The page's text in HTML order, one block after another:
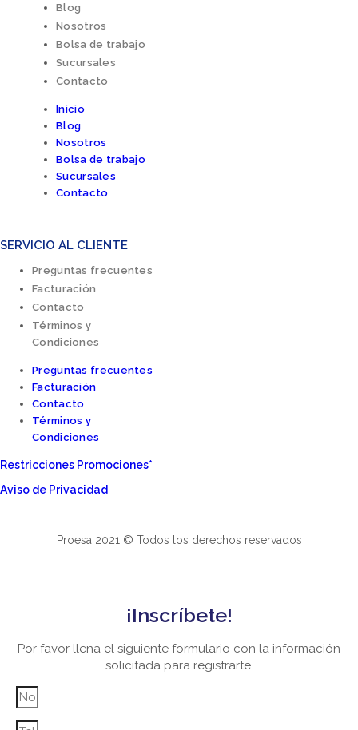
Blog
Nosotros
Bolsa de trabajo
Sucursales
Contacto
Inicio
Blog
Nosotros
Bolsa de trabajo
Sucursales
Contacto
SERVICIO AL CLIENTE
Preguntas frecuentes
Facturación
Contacto
Términos y
Condiciones
Preguntas frecuentes
Facturación
Contacto
Términos y
Condiciones
Restricciones Promociones*
Aviso de Privacidad
Proesa 2021 © Todos los derechos reservados
¡Inscríbete!
Por favor llena el siguiente formulario con la información
solicitada para registrarte.